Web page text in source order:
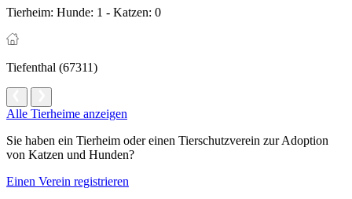
Tierheim: Hunde: 1 - Katzen: 0
Tiefenthal (67311)
Alle Tierheime anzeigen
Sie haben ein Tierheim oder einen Tierschutzverein zur Adoption
von Katzen und Hunden?
Einen Verein registrieren